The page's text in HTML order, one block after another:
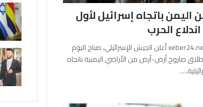
اليمن باتجاه إسرائيل لأول
الحرب
آفرين علو ـ xeber24.net أعلن الجيش الإسرائيلي، صباح اليوم
صاروخ أرض-أرض من الأراضي اليمنية باتجاه